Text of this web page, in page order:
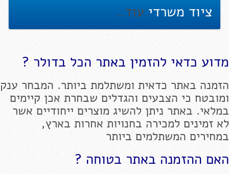
ציוד משרדי עוד..
מדוע כדאי להזמין באתר הכל בדולר ?
הזמנה באתר כדאית ומשתלמת ביותר. המבחר ענק
ומובטח כי הצבעים והגדלים שבחרת אכן קיימים
במלאי. באתר ניתן להשיג מוצרים ייחודיים אשר
לא זמינים למכירה בחנויות אחרות בארץ,
במחירים המשתלמים ביותר
האם ההזמנה באתר בטוחה ?